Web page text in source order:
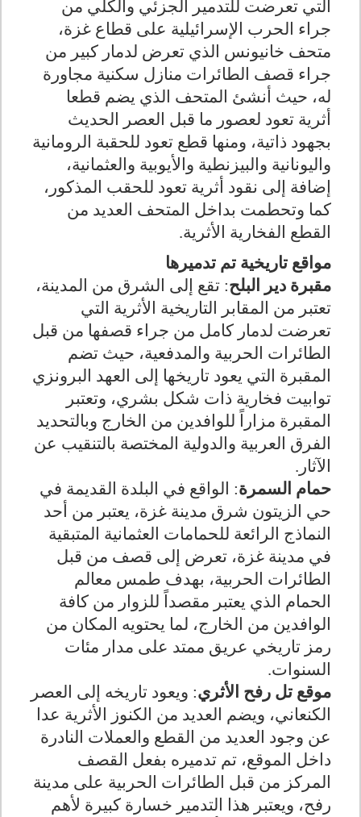
التي تعرضت للتدمير الجزئي والكلي من
جراء الحرب الإسرائيلية على قطاع غزة،
متحف خانيونس الذي تعرض لدمار كبير من
جراء قصف الطائرات منازل سكنية مجاورة
له، حيث أنشئ المتحف الذي يضم قطعا
أثرية تعود لعصور ما قبل العصر الحديث
بجهود ذاتية، ومنها قطع تعود للحقبة الرومانية
واليونانية والبيزنطية والأيوبية والعثمانية،
إضافة إلى نقود أثرية تعود للحقب المذكور،
كما وتحطمت بداخل المتحف العديد من
القطع الفخارية الأثرية.
مواقع تاريخية تم تدميرها
مقبرة دير البلح: تقع إلى الشرق من المدينة،
تعتبر من المقابر التاريخية الأثرية التي
تعرضت لدمار كامل من جراء قصفها من قبل
الطائرات الحربية والمدفعية، حيث تضم
المقبرة التي يعود تاريخها إلى العهد البرونزي
توابيت فخارية ذات شكل بشري، وتعتبر
المقبرة مزاراً للوافدين من الخارج وبالتحديد
الفرق العربية والدولية المختصة بالتنقيب عن
الآثار.
حمام السمرة: الواقع في البلدة القديمة في
حي الزيتون شرق مدينة غزة، يعتبر من أحد
النماذج الرائعة للحمامات العثمانية المتبقية
في مدينة غزة، تعرض إلى قصف من قبل
الطائرات الحربية، بهدف طمس معالم
الحمام الذي يعتبر مقصداً للزوار من كافة
الوافدين من الخارج، لما يحتويه المكان من
رمز تاريخي عريق ممتد على مدار مئات
السنوات.
موقع تل رفح الأثري: ويعود تاريخه إلى العصر
الكنعاني، ويضم العديد من الكنوز الأثرية عدا
عن وجود العديد من القطع والعملات النادرة
داخل الموقع، تم تدميره بفعل القصف
المركز من قبل الطائرات الحربية على مدينة
رفح، ويعتبر هذا التدمير خسارة كبيرة لأهم